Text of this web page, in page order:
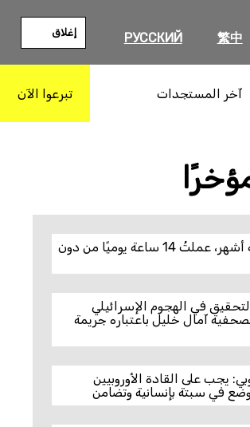
繁中
РУССКИЙ إغلاق
آخر المستجدات تبرعوا الآن
“لمدة خمسة أشهر، عملتُ 14 ساعة يوميًا من دون
في الهجوم الإسرائيلي
آمال خليل باعتباره جريمة
يجب على القادة الأوروبيين
في سبتة بإنسانية وتضامن